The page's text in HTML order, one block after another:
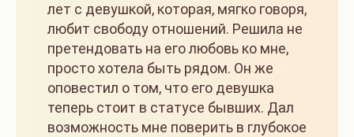
лет с девушкой, которая, мягко говоря,
любит свободу отношений. Решила не
претендовать на его любовь ко мне,
просто хотела быть рядом. Он же
оповестил о том, что его девушка
теперь стоит в статусе бывших. Дал
возможность мне поверить в глубокое